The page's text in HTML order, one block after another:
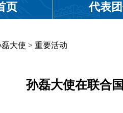
页 代表
大使 > 重要活动
孙磊大使在联合